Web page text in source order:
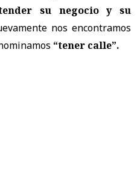
su negocio y su
nos encontramos
“tener calle”.